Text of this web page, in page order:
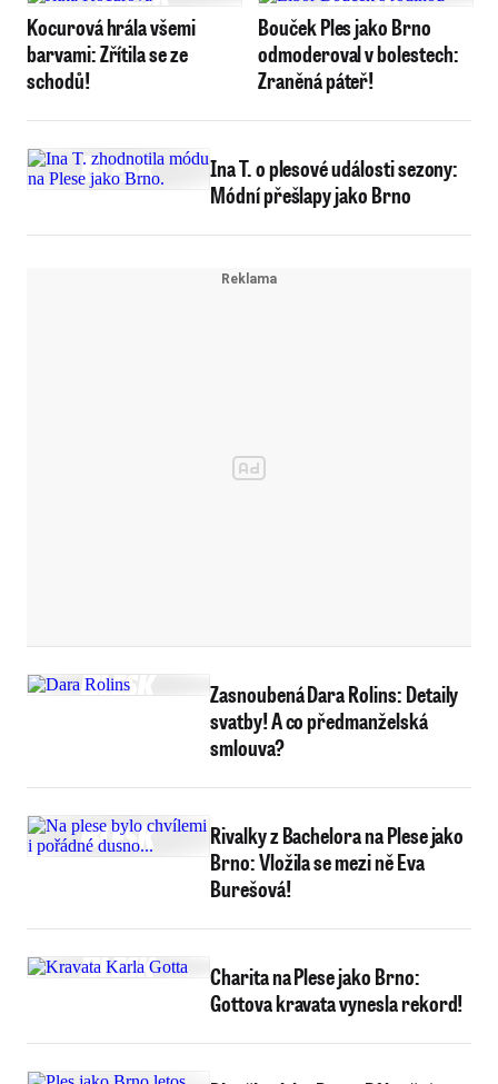
Kocurová hrála všemi
barvami: Zřítila se ze
schodů!
Bouček Ples jako Brno
odmoderoval v bolestech:
Zraněná páteř!
Ina T. o plesové události sezony:
Módní přešlapy jako Brno
Zasnoubená Dara Rolins: Detaily
svatby! A co předmanželská
smlouva?
Rivalky z Bachelora na Plese jako
Brno: Vložila se mezi ně Eva
Burešová!
Charita na Plese jako Brno:
Gottova kravata vynesla rekord!